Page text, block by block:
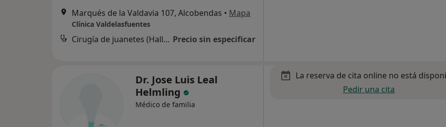
Marqués de la Valdavia 107, Alcobendas • Mapa
Clínica Valdelasfuentes
Cirugía de juanetes (Hallux valgus) Precio sin especificar
Dr. Jose Luis Leal
Helmling
Médico de familia
La reserva de cita online no está
Pedir una cita